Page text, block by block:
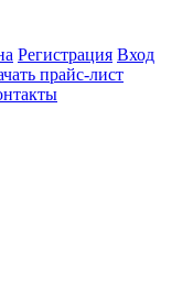
Регистрация Вход
прайс-лист